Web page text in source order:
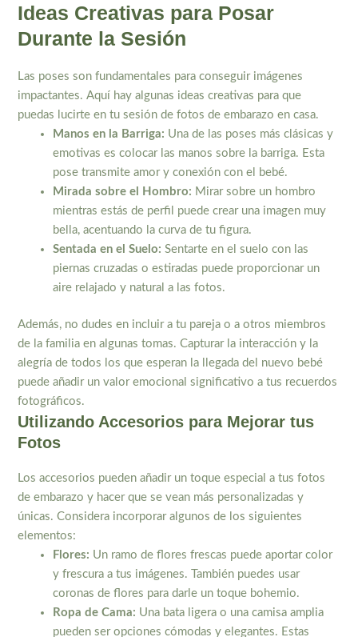
Ideas Creativas para Posar
Durante la Sesión
Las poses son fundamentales para conseguir imágenes
impactantes. Aquí hay algunas ideas creativas para que
puedas lucirte en tu sesión de fotos de embarazo en casa.
Manos en la Barriga: Una de las poses más clásicas y
emotivas es colocar las manos sobre la barriga. Esta
pose transmite amor y conexión con el bebé.
Mirada sobre el Hombro: Mirar sobre un hombro
mientras estás de perfil puede crear una imagen muy
bella, acentuando la curva de tu figura.
Sentada en el Suelo: Sentarte en el suelo con las
piernas cruzadas o estiradas puede proporcionar un
aire relajado y natural a las fotos.
Además, no dudes en incluir a tu pareja o a otros miembros
de la familia en algunas tomas. Capturar la interacción y la
alegría de todos los que esperan la llegada del nuevo bebé
puede añadir un valor emocional significativo a tus recuerdos
fotográficos.
Utilizando Accesorios para Mejorar tus
Fotos
Los accesorios pueden añadir un toque especial a tus fotos
de embarazo y hacer que se vean más personalizadas y
únicas. Considera incorporar algunos de los siguientes
elementos:
Flores: Un ramo de flores frescas puede aportar color
y frescura a tus imágenes. También puedes usar
coronas de flores para darle un toque bohemio.
Ropa de Cama: Una bata ligera o una camisa amplia
pueden ser opciones cómodas y elegantes. Estas